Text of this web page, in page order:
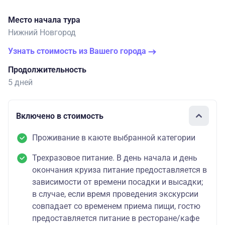
Место начала тура
Нижний Новгород
Узнать стоимость из Вашего города
Продолжительность
5 дней
Включено в стоимость
Проживание в каюте выбранной категории
Трехразовое питание. В день начала и день
окончания круиза питание предоставляется в
зависимости от времени посадки и высадки;
в случае, если время проведения экскурсии
совпадает со временем приема пищи, гостю
предоставляется питание в ресторане/кафе